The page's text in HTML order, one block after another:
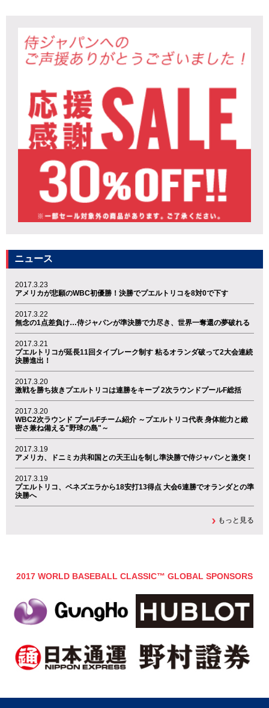
ニュース
2017.3.23
アメリカが悲願のWBC初優勝！決勝でプエルトリコを8対0で下す
2017.3.22
無念の1点差負け…侍ジャパンが準決勝で力尽き、世界一奪還の夢破れる
2017.3.21
プエルトリコが延長11回タイブレーク制す 粘るオランダ破って2大会連続
決勝進出！
2017.3.20
激戦を勝ち抜きプエルトリコは連勝をキープ 2次ラウンドプールF総括
2017.3.20
WBC2次ラウンド プールFチーム紹介 ～プエルトリコ代表 身体能力と緻
密さ兼ね備える"野球の島"～
2017.3.19
アメリカ、ドニミカ共和国との天王山を制し準決勝で侍ジャパンと激突！
2017.3.19
プエルトリコ、ベネズエラから18安打13得点 大会6連勝でオランダとの準
決勝へ
もっと見る
2017 WORLD BASEBALL CLASSIC™ GLOBAL SPONSORS